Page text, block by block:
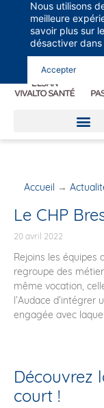
Accueil →
Le CHP
20 avril 2022
Rejoins les équipes
regroupe des
même vocation,
l’Audace d’intégrer
engagée avec
Découvrez
court !
Nous utilisons
meilleure
savoir plus sur
désactiver dans
Accepter